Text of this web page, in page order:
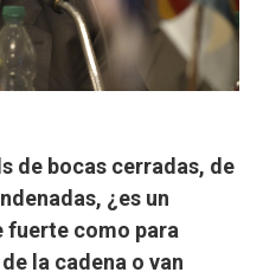
de bocas cerradas, de
¿es un
fuerte como para
la cadena o van